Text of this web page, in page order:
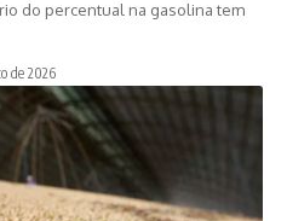
do percentual na gasolina tem
de 2026